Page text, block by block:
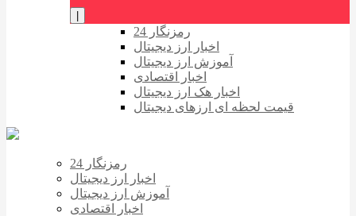
رمزنگار 24
اخبار ارز دیجیتال
آموزش ارز دیجیتال
اخبار اقتصادی
اخبار هک ارز دیجیتال
قیمت لحظه ای ارزهای دیجیتال
رمزنگار 24
اخبار ارز دیجیتال
آموزش ارز دیجیتال
اخبار اقتصادی